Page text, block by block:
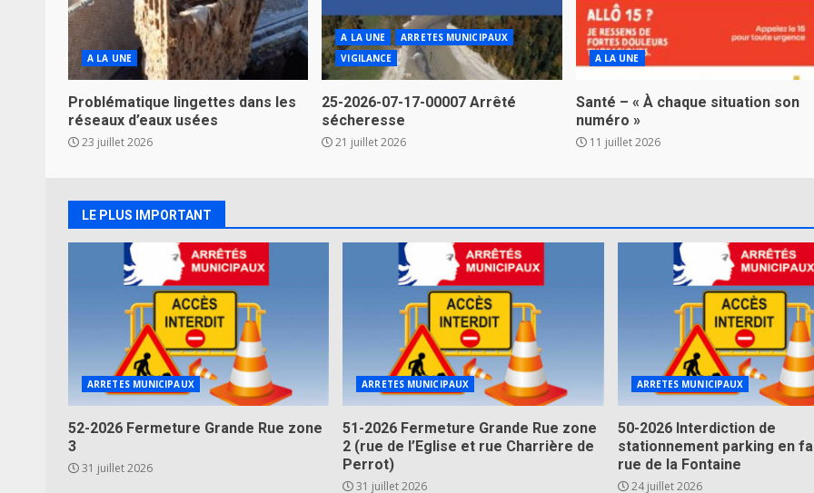
A LA UNE
Problématique lingettes dans les
réseaux d’eaux usées
23 juillet 2026
A LA UNE
ARRETES MUNICIPAUX
VIGILANCE
25-2026-07-17-00007 Arrêté
sécheresse
21 juillet 2026
A LA UNE
Santé – « À chaque situation son
numéro »
11 juillet 2026
LE PLUS IMPORTANT
ARRETES MUNICIPAUX
52-2026 Fermeture Grande Rue zone
3
31 juillet 2026
ARRETES MUNICIPAUX
51-2026 Fermeture Grande Rue zone
2 (rue de l’Eglise et rue Charrière de
Perrot)
31 juillet 2026
ARRETES MUNICIPAUX
50-2026 Interdiction de
stationnement parking en
rue de la Fontaine
24 juillet 2026